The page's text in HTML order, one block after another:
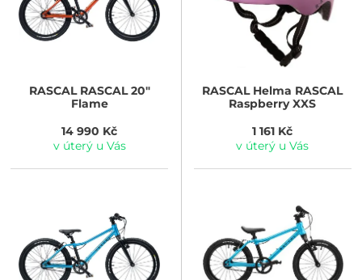
RASCALRASCAL 20"
Flame
14 990 Kč
v úterý u Vás
RASCALHelma RASCAL
Raspberry XXS
1 161 Kč
v úterý u Vás